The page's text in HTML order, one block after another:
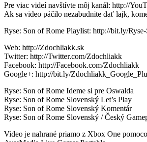
Pre viac videí navštívte môj kanál: http://
Ak sa video páčilo nezabudnite dať lajk,
Ryse: Son of Rome Playlist: http://bit.ly/
Web: http://Zdochliakk.sk
Twitter: http://Twitter.com/Zdochliakk
Facebook: http://Facebook.com/Zdochliakk
Google+: http://bit.ly/
Ryse: Son of Rome Ideme si pre Oswalda
Ryse: Son of Rome Slovenský Let’s Play
Ryse: Son of Rome Slovenský Komentár
Ryse: Son of Rome Slovenský / Český
Video je nahrané priamo z Xbox One